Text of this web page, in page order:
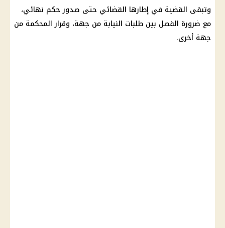
وتبقى القضية في إطارها القضائي حتى صدور حكم نهائي،
مع ضرورة الفصل بين طلبات النيابة من جهة، وقرار المحكمة من
جهة أخرى.